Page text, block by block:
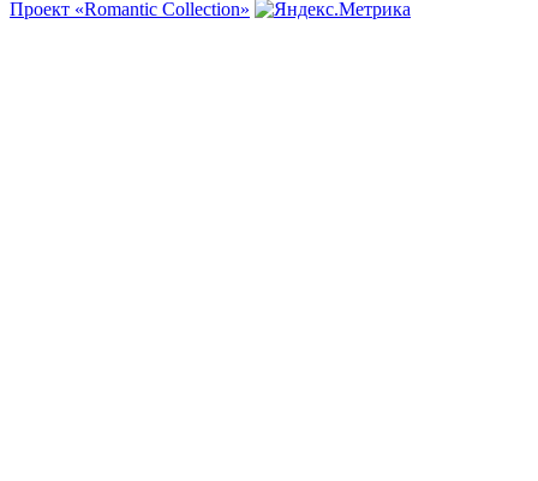
Проект «Romantic Collection»